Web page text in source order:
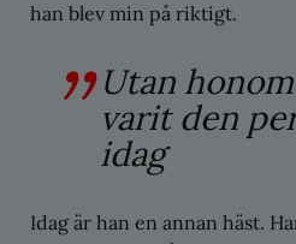
han blev min på riktigt.
Utan
varit den
idag
Idag är han en annan häst.